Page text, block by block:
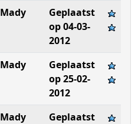
Mady
Geplaatst
op 04-03-
2012
Mady
Geplaatst
op 25-02-
2012
Mady
Geplaatst